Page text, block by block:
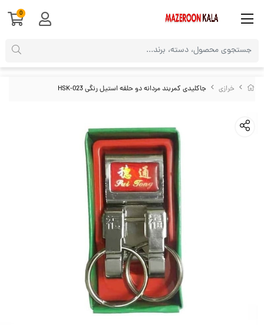
خرازی جاکلیدی کمربند مردانه دو حلقه استیل رنگی HSK-023
0